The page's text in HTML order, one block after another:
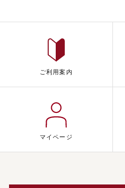
ご利用案内
マイページ